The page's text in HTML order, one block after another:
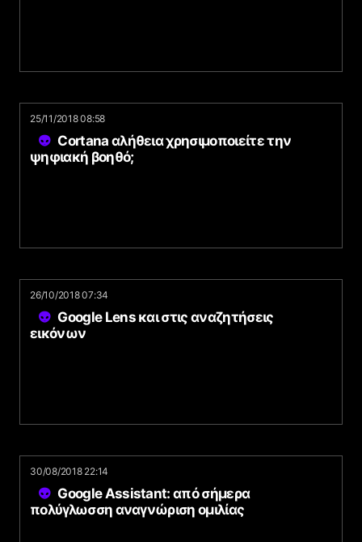
25/11/2018 08:58
Cortana αλήθεια χρησιμοποιείτε την
ψηφιακή βοηθό;
26/10/2018 07:34
Google Lens και στις αναζητήσεις
εικόνων
30/08/2018 22:14
Google Assistant: από σήμερα
πολύγλωσση αναγνώριση ομιλίας